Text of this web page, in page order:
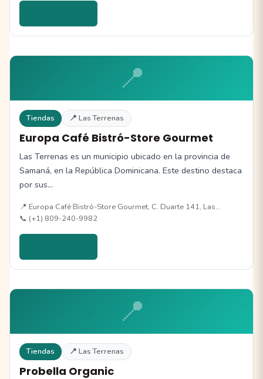
📍
Tiendas 📍 Las Terrenas
Europa Café Bistró-Store Gourmet
Las Terrenas es un municipio ubicado en la provincia de
Samaná, en la República Dominicana. Este destino destaca
por sus…
📍 Europa Café Bistró-Store Gourmet, C. Duarte 141, Las…
📞 (+1) 809-240-9982
📍
Tiendas 📍 Las Terrenas
Probella Organic